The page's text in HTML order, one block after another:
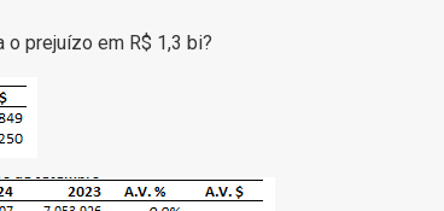
o prejuízo em R$ 1,3 bi?